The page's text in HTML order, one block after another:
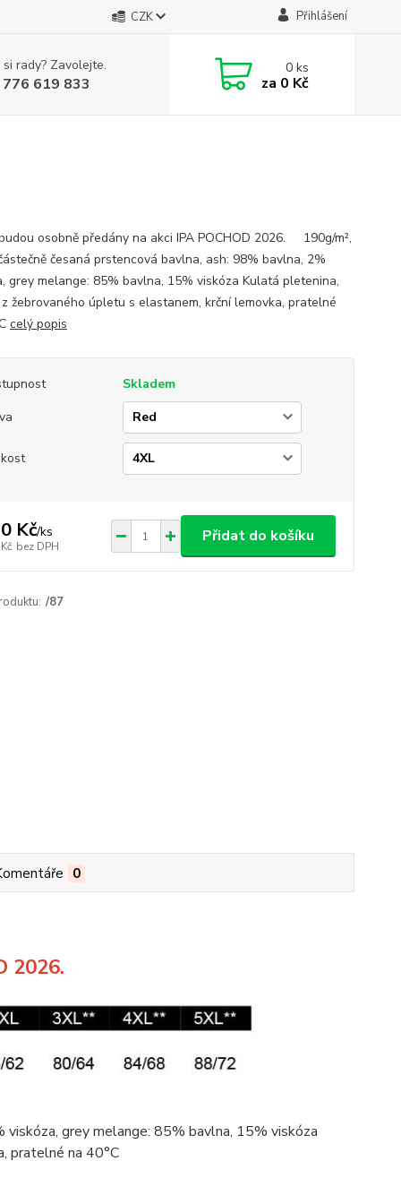
CZK Přihlášení
rady? Zavolejte.
619 833
0ks
za 0 Kč
osobně předány na akci IPA POCHOD 2026. 190g/m²,
česaná prstencová bavlna, ash: 98% bavlna, 2%
grey melange: 85% bavlna, 15% viskóza Kulatá pletenina,
žebrovaného úpletu s elastanem, krční lemovka, pratelné
celý popis
Skladem
Kč/ks
bez DPH
Přidat do košíku
/87
0
2026.
viskóza, greymelange: 85% bavlna, 15% viskóza
, pratelné na 40°C